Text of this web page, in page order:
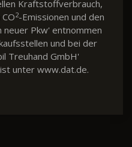
Kraftstoffverbrauch,
2-Emissionen und den
Pkw' entnommen
und bei der
Treuhand GmbH'
unter www.dat.de.